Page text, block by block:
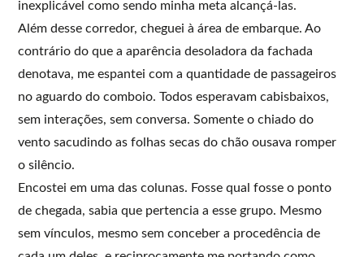
inexplicável como sendo minha meta alcançá-las.
Além desse corredor, cheguei à área de embarque. Ao
contrário do que a aparência desoladora da fachada
denotava, me espantei com a quantidade de passageiros
no aguardo do comboio. Todos esperavam cabisbaixos,
sem interações, sem conversa. Somente o chiado do
vento sacudindo as folhas secas do chão ousava romper
o silêncio.
Encostei em uma das colunas. Fosse qual fosse o ponto
de chegada, sabia que pertencia a esse grupo. Mesmo
sem vínculos, mesmo sem conceber a procedência de